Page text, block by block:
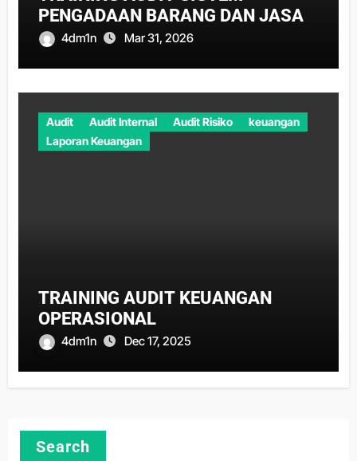
PENGADAAN BARANG DAN JASA
4dm1n Mar 31, 2026
Audit Audit Internal Audit Risiko
keuangan
Laporan Keuangan
TRAINING AUDIT KEUANGAN
OPERASIONAL
4dm1n Dec 17, 2025
Search